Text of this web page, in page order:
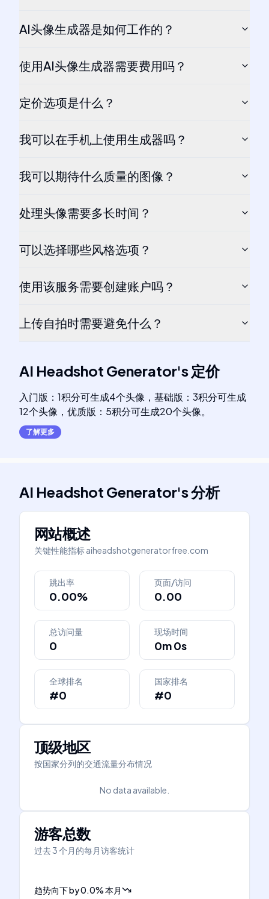
AI头像生成器是如何工作的？
使用AI头像生成器需要费用吗？
定价选项是什么？
我可以在手机上使用生成器吗？
我可以期待什么质量的图像？
处理头像需要多长时间？
可以选择哪些风格选项？
使用该服务需要创建账户吗？
上传自拍时需要避免什么？
AI Headshot Generator's 定价
入门版：1积分可生成4个头像，基础版：3积分可生成
12个头像，优质版：5积分可生成20个头像。
了解更多
AI Headshot Generator's分析
网站概述
关键性能指标aiheadshotgeneratorfree.com
跳出率
0.00%
页面/访问
0.00
总访问量
0
现场时间
0m 0s
全球排名
#0
国家排名
#0
顶级地区
按国家分列的交通流量分布情况
No data available.
游客总数
过去 3 个月的每月访客统计
趋势向下by0.0%本月